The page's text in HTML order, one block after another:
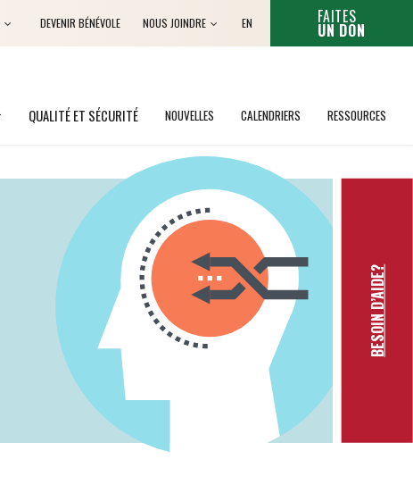
DEVENIR BÉNÉVOLE NOUS JOINDRE EN CET
FAITES
UN DON
QUALITÉ ET SÉCURITÉ NOUVELLES CALENDRIERS RESSOURCES
BESOIN D’AIDE?